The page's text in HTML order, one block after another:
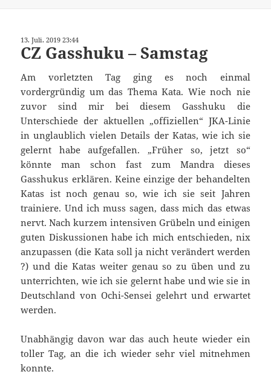
13. Juli. 2019 23:44
CZ Gasshuku – Samstag
Am vorletzten Tag ging es noch einmal
vordergründig um das Thema Kata. Wie noch nie
zuvor sind mir bei diesem Gasshuku die
Unterschiede der aktuellen „offiziellen“ JKA-Linie
in unglaublich vielen Details der Katas, wie ich sie
gelernt habe aufgefallen. „Früher so, jetzt so“
könnte man schon fast zum Mandra dieses
Gasshukus erklären. Keine einzige der behandelten
Katas ist noch genau so, wie ich sie seit Jahren
trainiere. Und ich muss sagen, dass mich das etwas
nervt. Nach kurzem intensiven Grübeln und einigen
guten Diskussionen habe ich mich entschieden, nix
anzupassen (die Kata soll ja nicht verändert werden
?) und die Katas weiter genau so zu üben und zu
unterrichten, wie ich sie gelernt habe und wie sie in
Deutschland von Ochi-Sensei gelehrt und erwartet
werden.
Unabhängig davon war das auch heute wieder ein
toller Tag, an die ich wieder sehr viel mitnehmen
konnte.